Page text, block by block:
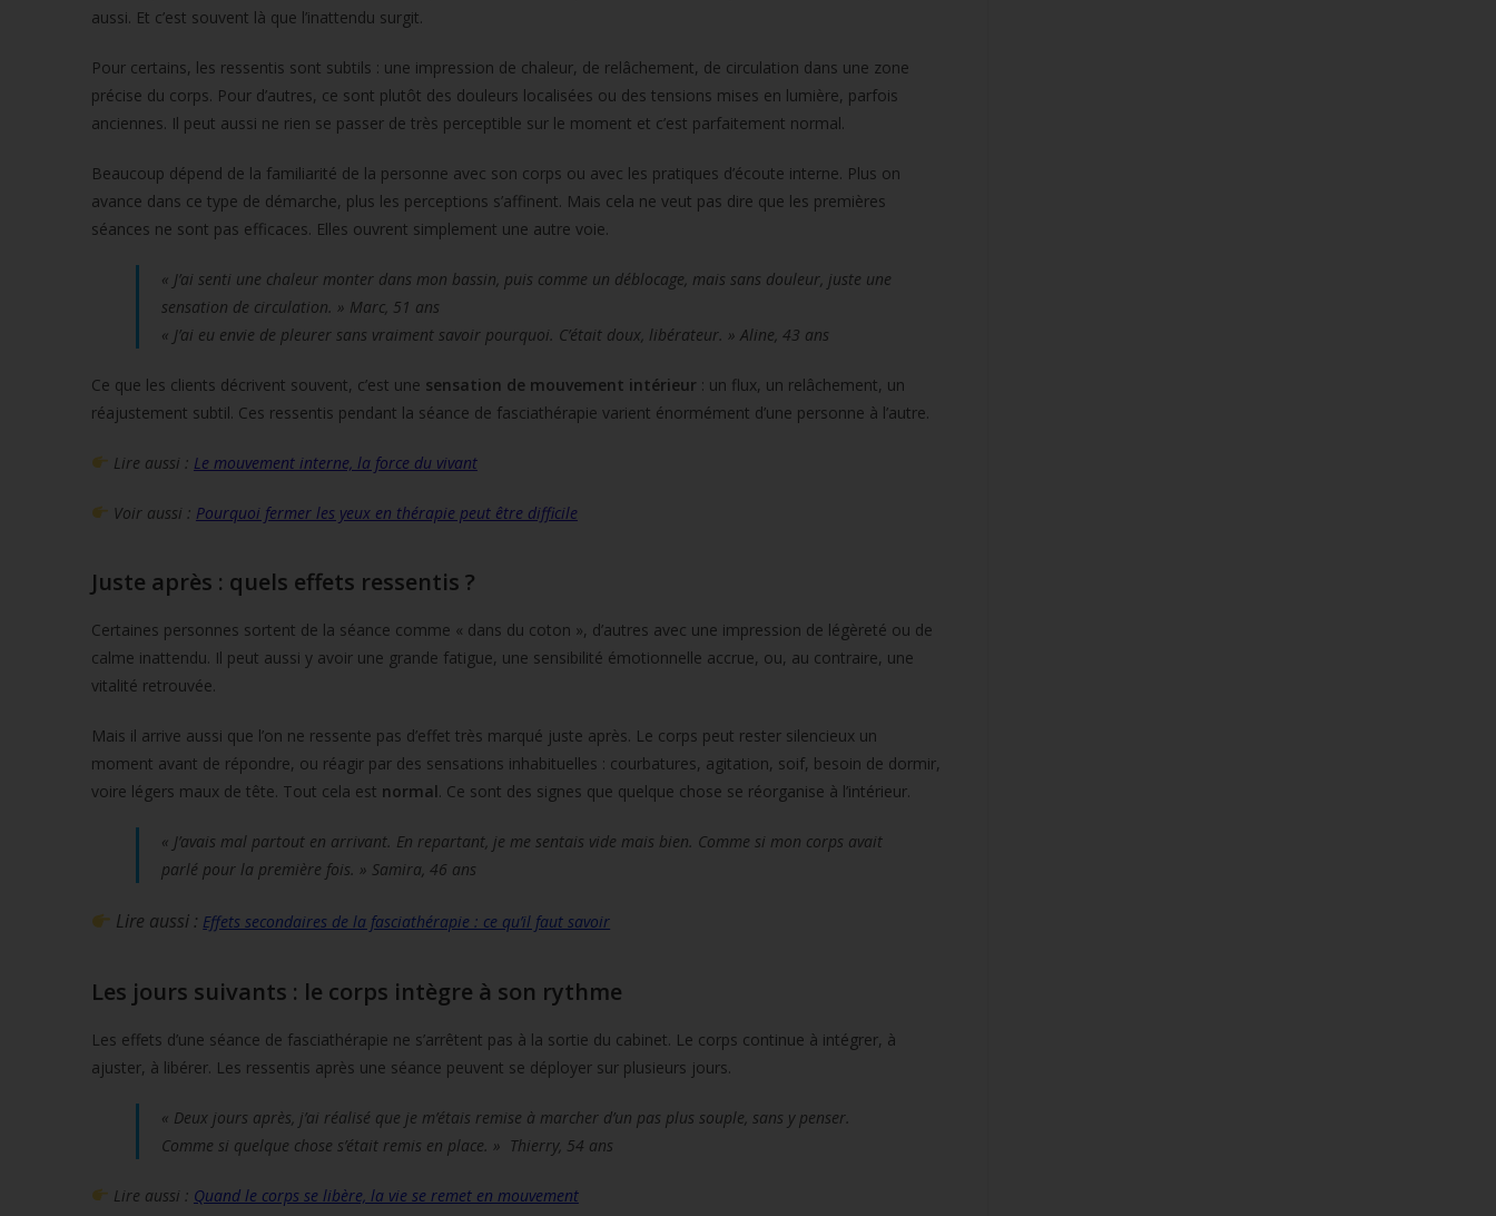
aussi. Et c’est souvent là que l’inattendu surgit.
Pour certains, les ressentis sont subtils : une impression de chaleur, de relâchement, de circulation dans une zone
précise du corps. Pour d’autres, ce sont plutôt des douleurs localisées ou des tensions mises en lumière, parfois
anciennes. Il peut aussi ne rien se passer de très perceptible sur le moment et c’est parfaitement normal.
Beaucoup dépend de la familiarité de la personne avec son corps ou avec les pratiques d’écoute interne. Plus on
avance dans ce type de démarche, plus les perceptions s’affinent. Mais cela ne veut pas dire que les premières
séances ne sont pas efficaces. Elles ouvrent simplement une autre voie.
« J’ai senti une chaleur monter dans mon bassin, puis comme un déblocage, mais sans douleur, juste une
sensation de circulation. » Marc, 51 ans
« J’ai eu envie de pleurer sans vraiment savoir pourquoi. C’était doux, libérateur. » Aline, 43 ans
Ce que les clients décrivent souvent, c’est une sensation de mouvement intérieur : un flux, un relâchement, un
réajustement subtil. Ces ressentis pendant la séance de fasciathérapie varient énormément d’une personne à l’autre.
Lire aussi : Le mouvement interne, la force du vivant
Voir aussi : Pourquoi fermer les yeux en thérapie peut être difficile
Juste après : quels effets ressentis ?
Certaines personnes sortent de la séance comme « dans du coton », d’autres avec une impression de légèreté ou de
calme inattendu. Il peut aussi y avoir une grande fatigue, une sensibilité émotionnelle accrue, ou, au contraire, une
vitalité retrouvée.
Mais il arrive aussi que l’on ne ressente pas d’effet très marqué juste après. Le corps peut rester silencieux un
moment avant de répondre, ou réagir par des sensations inhabituelles : courbatures, agitation, soif, besoin de dormir,
voire légers maux de tête. Tout cela est normal. Ce sont des signes que quelque chose se réorganise à l’intérieur.
« J’avais mal partout en arrivant. En repartant, je me sentais vide mais bien. Comme si mon corps avait
parlé pour la première fois. » Samira, 46 ans
Lire aussi : Effets secondaires de la fasciathérapie : ce qu’il faut savoir
Les jours suivants : le corps intègre à son rythme
Les effets d’une séance de fasciathérapie ne s’arrêtent pas à la sortie du cabinet. Le corps continue à intégrer, à
ajuster, à libérer. Les ressentis après une séance peuvent se déployer sur plusieurs jours.
« Deux jours après, j’ai réalisé que je m’étais remise à marcher d’un pas plus souple, sans y penser.
Comme si quelque chose s’était remis en place. » Thierry, 54 ans
Lire aussi : Quand le corps se libère, la vie se remet en mouvement